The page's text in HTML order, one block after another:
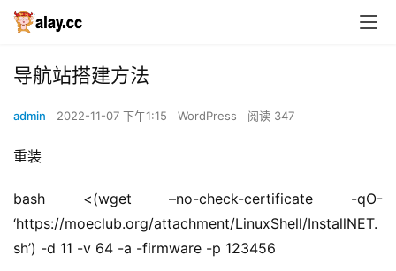
导航站搭建方法
admin 2022-11-07 下午1:15 WordPress 阅读 347
重装
bash <(wget –no-check-certificate -qO-
‘https://moeclub.org/attachment/LinuxShell/InstallNET.
sh’) -d 11 -v 64 -a -firmware -p 123456